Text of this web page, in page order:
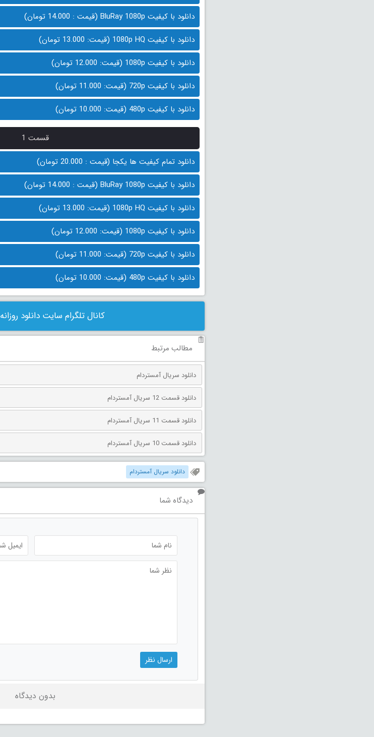
دانلود با کیفیت BluRay 1080p (قیمت : 14.000 تومان)
دانلود با کیفیت 1080p HQ (قیمت: 13.000 تومان)
دانلود با کیفیت 1080p (قیمت: 12.000 تومان)
دانلود با کیفیت 720p (قیمت: 11.000 تومان)
دانلود با کیفیت 480p (قیمت: 10.000 تومان)
قسمت 1
دانلود تمام کیفیت ها یکجا (قیمت : 20.000 تومان)
دانلود با کیفیت BluRay 1080p (قیمت : 14.000 تومان)
دانلود با کیفیت 1080p HQ (قیمت: 13.000 تومان)
دانلود با کیفیت 1080p (قیمت: 12.000 تومان)
دانلود با کیفیت 720p (قیمت: 11.000 تومان)
دانلود با کیفیت 480p (قیمت: 10.000 تومان)
کانال تلگرام سایت دانلود روزانه
مطالب مرتبط
دانلود سریال آمستردام
دانلود قسمت 12 سریال آمستردام
دانلود قسمت 11 سریال آمستردام
دانلود قسمت 10 سریال آمستردام
دانلود سریال آمستردام
دیدگاه شما
بدون دیدگاه